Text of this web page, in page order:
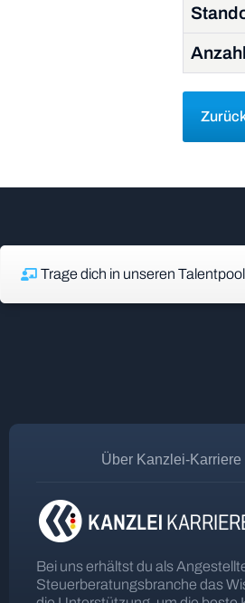
Trage dich in unseren
Über Kanzlei-Karriere
Bei uns erhältst du als
Steuerberatungsbranche das